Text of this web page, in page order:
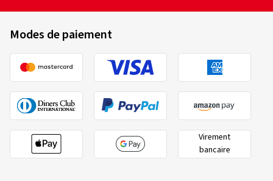
Modes de paiement
Virement
bancaire